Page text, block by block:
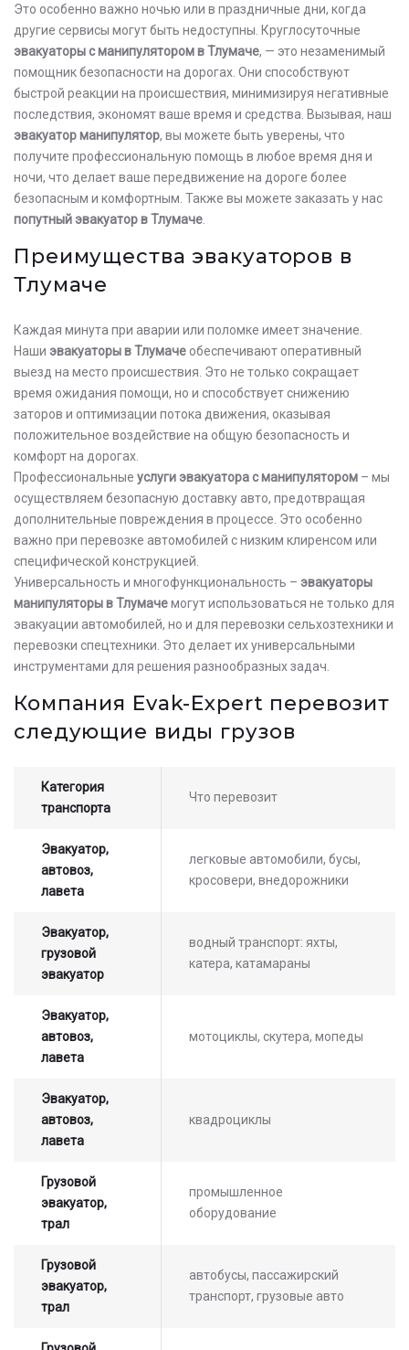
Это особенно важно ночью или в праздничные дни, когда
другие сервисы могут быть недоступны. Круглосуточные
эвакуаторы с манипулятором в Тлумаче, — это незаменимый
помощник безопасности на дорогах. Они способствуют
быстрой реакции на происшествия, минимизируя негативные
последствия, экономят ваше время и средства. Вызывая, наш
эвакуатор манипулятор, вы можете быть уверены, что
получите профессиональную помощь в любое время дня и
ночи, что делает ваше передвижение на дороге более
безопасным и комфортным. Также вы можете заказать у нас
попутный эвакуатор в Тлумаче
Преимущества эвакуаторов в
Тлумаче
Каждая минута при аварии или поломке имеет значение.
Наши эвакуаторы в Тлумаче обеспечивают оперативный
выезд на место происшествия. Это не только сокращает
время ожидания помощи, но и способствует снижению
заторов и оптимизации потока движения, оказывая
положительное воздействие на общую безопасность и
комфорт на дорогах.
Профессиональные услуги эвакуатора с манипулятором – мы
осуществляем безопасную доставку авто, предотвращая
дополнительные повреждения в процессе. Это особенно
важно при перевозке автомобилей с низким клиренсом или
специфической конструкцией.
Универсальность и многофункциональность – эвакуаторы
манипуляторы в Тлумачемогут использоваться не только для
эвакуации автомобилей, но и для перевозки сельхозтехники и
перевозки спецтехники. Это делает их универсальными
инструментами для решения разнообразных задач.
Компания Evak-Expert перевозит
следующие виды грузов
Категория
транспорта
Что перевозит
Эвакуатор,
автовоз,
лавета
легковые автомобили, бусы,
кросовери, внедорожники
Эвакуатор,
грузовой
эвакуатор
водный транспорт: яхты,
катера, катамараны
Эвакуатор,
автовоз,
лавета
мотоциклы, скутера, мопеды
Эвакуатор,
автовоз,
лавета
квадроциклы
Грузовой
эвакуатор,
трал
промышленное
оборудование
Грузовой
эвакуатор,
трал
автобусы, пассажирский
транспорт, грузовые авто